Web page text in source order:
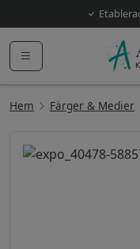
Hem Färger & Medier